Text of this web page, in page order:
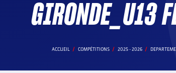
GIRONDE_U13
ACCUEIL COMPÉTITIONS 2025 - 2026